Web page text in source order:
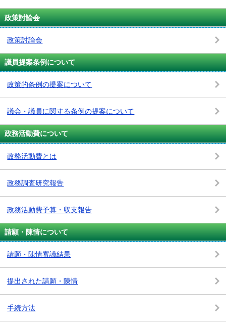
政策討論会
政策討論会
議員提案条例について
政策的条例の提案について
議会・議員に関する条例の提案について
政務活動費について
政務活動費とは
政務調査研究報告
政務活動費予算・収支報告
請願・陳情について
請願・陳情審議結果
提出された請願・陳情
手続方法